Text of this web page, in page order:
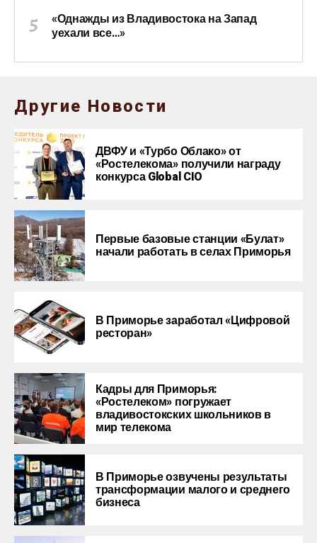
«Однажды из Владивостока на Запад
уехали все…»
Другие Новости
ДВФУ и «Турбо Облако» от
«Ростелекома» получили награду
конкурса Global CIO
Первые базовые станции «Булат»
начали работать в селах Приморья
В Приморье заработал «Цифровой
ресторан»
Кадры для Приморья:
«Ростелеком» погружает
владивостокских школьников в
мир телекома
В Приморье озвучены результаты
трансформации малого и среднего
бизнеса